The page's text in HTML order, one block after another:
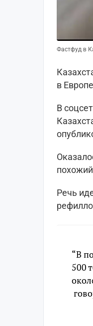
Фастфуд в
в
В
Речь
“В
500